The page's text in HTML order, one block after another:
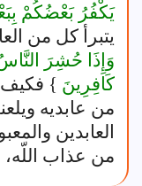
يَكْفُرُ بَعْضُكُمْ
يتبرأ كل من
وَإِذَا حُشِرَ النَّاسُ
كَافِرِينَ } فكيف
من عابديه
العابدين
من عذاب اللّه،